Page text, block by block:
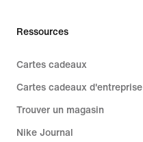
Ressources
Cartes cadeaux
Cartes cadeaux d'entreprise
Trouver un magasin
Nike Journal